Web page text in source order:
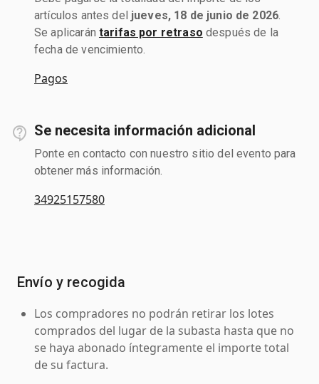
artículos antes del jueves, 18 de junio de 2026
Se aplicarán tarifas por retraso después de la
fecha de vencimiento.
Pagos
Se necesita información adicional
Ponte en contacto con nuestro sitio del evento para
obtener más información.
34925157580
Envío y recogida
Los compradores no podrán retirar los lotes
comprados del lugar de la subasta hasta que no
se haya abonado íntegramente el importe total
de su factura.